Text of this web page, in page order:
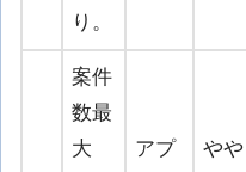
り。
案件
数最
大
アプ
やや